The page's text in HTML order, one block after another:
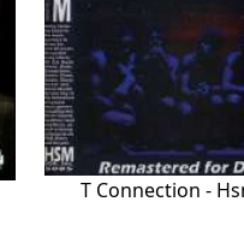
T Connection -